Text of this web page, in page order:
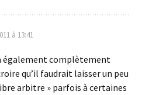
à 13:41
également complètement
qu’il faudrait laisser un peu
arbitre » parfois à certaines